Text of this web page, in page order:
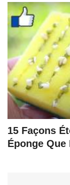
15 Façons
Éponge Que